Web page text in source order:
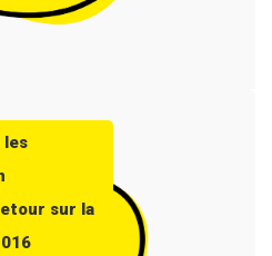
les
sur la